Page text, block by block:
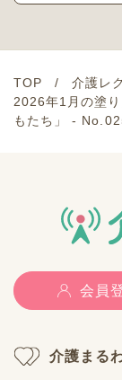
TOP 介護レク
2026年1月の塗
もたち」 -
会員
介護まる